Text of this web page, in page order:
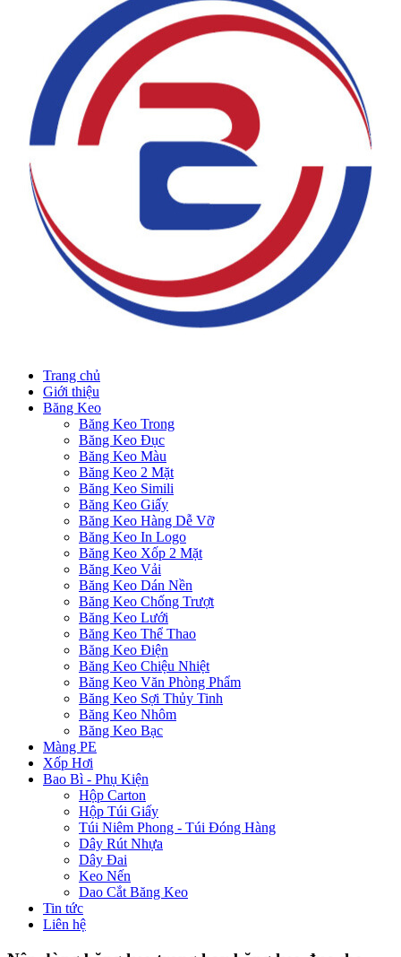
Trang chủ
Giới thiệu
Băng Keo
Băng Keo Trong
Băng Keo Đục
Băng Keo Màu
Băng Keo 2 Mặt
Băng Keo Simili
Băng Keo Giấy
Băng Keo Hàng Dễ Vỡ
Băng Keo In Logo
Băng Keo Xốp 2 Mặt
Băng Keo Vải
Băng Keo Dán Nền
Băng Keo Chống Trượt
Băng Keo Lưới
Băng Keo Thể Thao
Băng Keo Điện
Băng Keo Chiệu Nhiệt
Băng Keo Văn Phòng Phẩm
Băng Keo Sợi Thủy Tinh
Băng Keo Nhôm
Băng Keo Bạc
Màng PE
Xốp Hơi
Bao Bì - Phụ Kiện
Hộp Carton
Hộp Túi Giấy
Túi Niêm Phong - Túi Đóng Hàng
Dây Rút Nhựa
Dây Đai
Keo Nến
Dao Cắt Băng Keo
Tin tức
Liên hệ